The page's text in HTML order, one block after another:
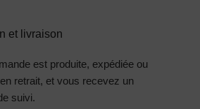
et livraison
est produite, expédiée ou
retrait, et vous recevez un
suivi.